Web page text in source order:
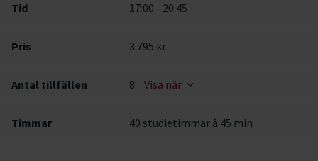
Tid 17:00 - 20:45
Pris 3 795 kr
Antal tillfällen 8 Visa när
Timmar 40 studietimmar à 45 min